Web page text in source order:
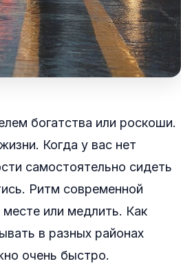
богатства или роскоши.
Когда у вас нет
самостоятельно сидеть
Ритм современной
или медлить. Как
в разных районах
очень быстро.